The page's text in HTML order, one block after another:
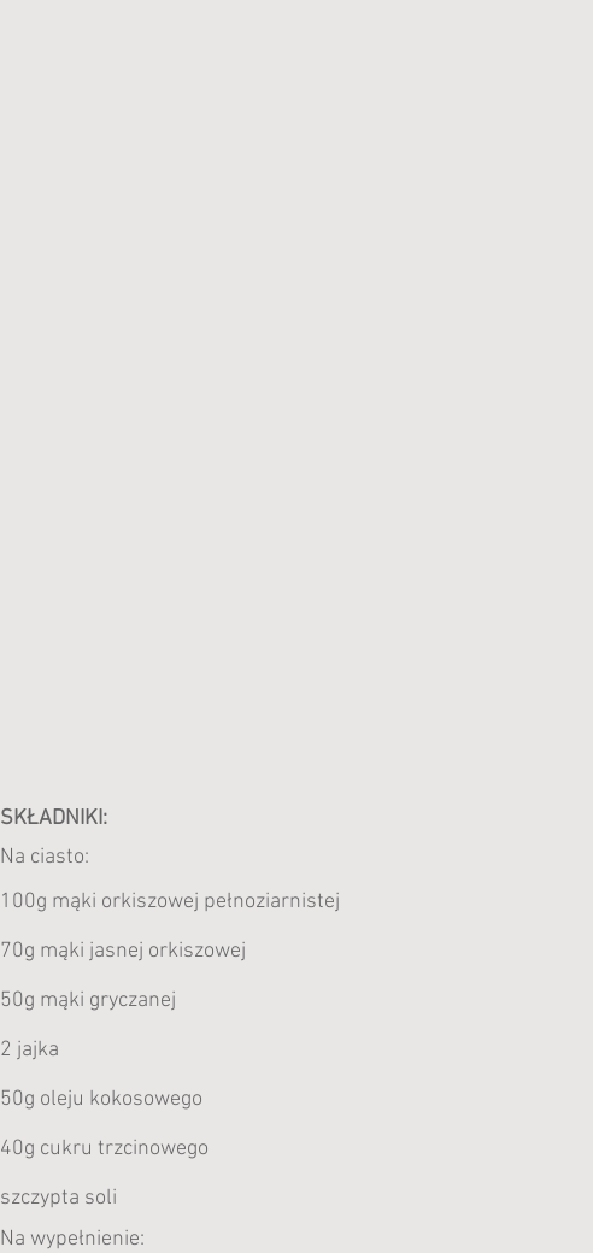
SKŁADNIKI:
Na ciasto:
100g mąki orkiszowej pełnoziarnistej
70g mąki jasnej orkiszowej
50g mąki gryczanej
2 jajka
50g oleju kokosowego
40g cukru trzcinowego
szczypta soli
Na wypełnienie: